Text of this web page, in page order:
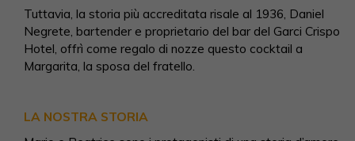
Tuttavia, la storia più accreditata risale al 1936, Daniel
Negrete, bartender e proprietario del bar del Garci Crispo
Hotel, offrì come regalo di nozze questo cocktail a
Margarita, la sposa del fratello.
LA NOSTRA STORIA